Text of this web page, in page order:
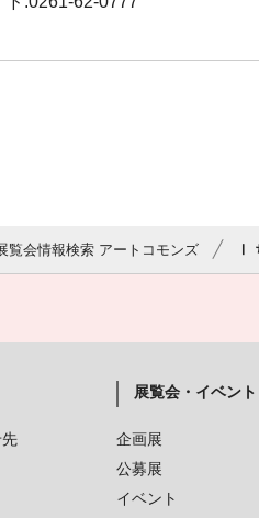
覧会情報検索 アートコモンズ Ⅰ
展覧会・イベント
企画展
公募展
イベント